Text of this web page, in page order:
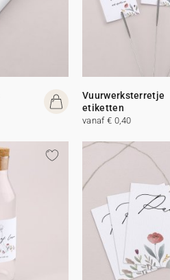
Vuurwerksterretje
etiketten
vanaf € 0,40